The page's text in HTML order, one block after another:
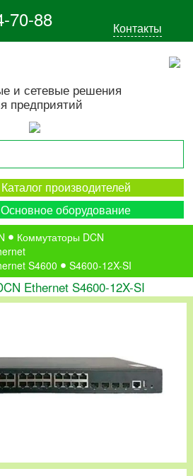
70-88 Контакты
и сетевые решения
предприятий
Каталог производителей
Основное оборудование
Коммутаторы DCN
S4600
S4600-12X-SI
Ethernet S4600-12X-SI